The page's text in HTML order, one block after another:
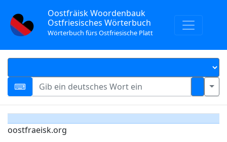
Oostfräisk Woordenbauk
Ostfriesisches Wörterbuch
Wörterbuch fürs Ostfriesische Platt
oostfraeisk.org